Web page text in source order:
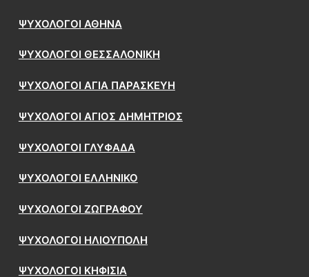
ΨΥΧΟΛΟΓΟΙ ΑΘΗΝΑ
ΨΥΧΟΛΟΓΟΙ ΘΕΣΣΑΛΟΝΙΚΗ
ΨΥΧΟΛΟΓΟΙ ΑΓΙΑ ΠΑΡΑΣΚΕΥΗ
ΨΥΧΟΛΟΓΟΙ ΑΓΙΟΣ ΔΗΜΗΤΡΙΟΣ
ΨΥΧΟΛΟΓΟΙ ΓΛΥΦΑΔΑ
ΨΥΧΟΛΟΓΟΙ ΕΛΛΗΝΙΚΟ
ΨΥΧΟΛΟΓΟΙ ΖΩΓΡΑΦΟΥ
ΨΥΧΟΛΟΓΟΙ ΗΛΙΟΥΠΟΛΗ
ΨΥΧΟΛΟΓΟΙ ΚΗΦΙΣΙΑ